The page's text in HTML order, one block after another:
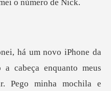
Pego minha mochila e